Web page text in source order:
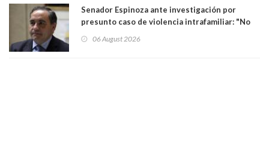
Senador Espinoza ante investigación por
presunto caso de violencia intrafamiliar: "No
antecedentes a Tribunal Supremo
06 August 2026